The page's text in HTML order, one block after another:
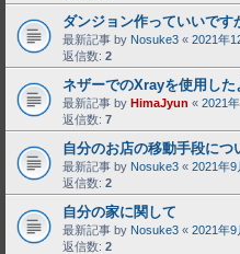
ダンジョン作っていいです
最新記事 by Nosuke3 « 2021年
返信数: 2
ネザーでのXrayを使用した
最新記事 by HimaJyun « 2021
返信数: 7
自分のお店の移動手段につ
最新記事 by Nosuke3 « 2021年9
返信数: 2
自分の家に関して
最新記事 by Nosuke3 « 2021年9
返信数: 2